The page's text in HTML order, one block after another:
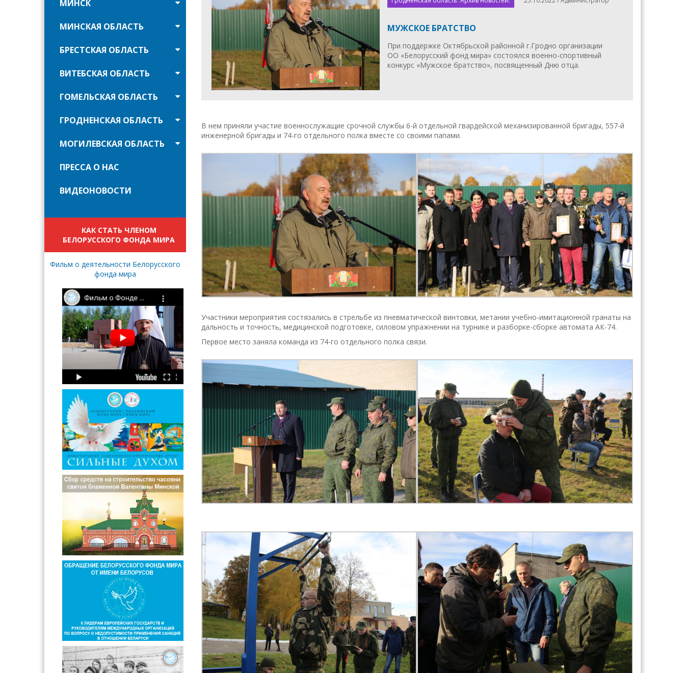
МИНСК
МИНСКАЯ ОБЛАСТЬ
БРЕСТСКАЯ ОБЛАСТЬ
ВИТЕБСКАЯ ОБЛАСТЬ
ГОМЕЛЬСКАЯ ОБЛАСТЬ
ГРОДНЕНСКАЯ ОБЛАСТЬ
МОГИЛЕВСКАЯ ОБЛАСТЬ
ПРЕССА О НАС
ВИДЕОНОВОСТИ
КАК СТАТЬ ЧЛЕНОМ
БЕЛОРУССКОГО ФОНДА МИРА
Фильм о деятельности Белорусского
фонда мира
МУЖСКОЕ БРАТСТВО
При поддержке Октябрьской районной г.Гродно организации
ОО «Белорусский фонд мира» состоялся военно-спортивный
конкурс «Мужское братство», посвященный Дню отца.
В нем приняли участие военнослужащие срочной службы 6-й отдельной гвардейской механизированной бригады, 557-й
инженерной бригады и 74-го отдельного полка вместе со своими папами.
Участники мероприятия состязались в стрельбе из пневматической винтовки, метании учебно-имитационной гранаты на
дальность и точность, медицинской подготовке, силовом упражнении на турнике и разборке-сборке автомата АК-74.
Первое место заняла команда из 74-го отдельного полка связи.